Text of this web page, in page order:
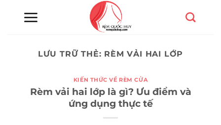
LƯU TRỮ THẺ: RÈM VẢI HAI LỚP
KIẾN THỨC VỀ RÈM CỬA
Rèm vải hai lớp là gì? Ưu điểm và
ứng dụng thực tế